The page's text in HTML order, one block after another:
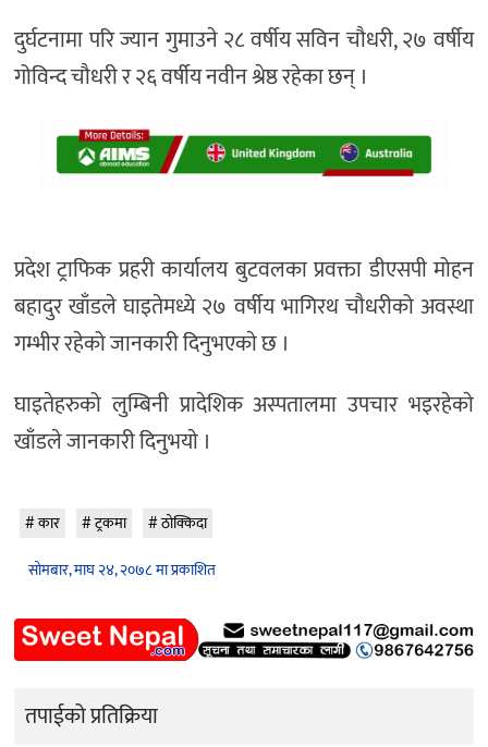
दुर्घटनामा परि ज्यान गुमाउने २८ वर्षीय सविन चौधरी, २७ वर्षीय
गोविन्द चौधरी र २६ वर्षीय नवीन श्रेष्ठ रहेका छन् ।
प्रदेश ट्राफिक प्रहरी कार्यालय बुटवलका प्रवक्ता डीएसपी मोहन
बहादुर खाँडले घाइतेमध्ये २७ वर्षीय भागिरथ चौधरीको अवस्था
गम्भीर रहेको जानकारी दिनुभएकाे छ ।
घाइतेहरुको लुम्बिनी प्रादेशिक अस्पतालमा उपचार भइरहेकाे
खाँडले जानकारी दिनुभयाे ।
कार ट्रकमा
ठोक्किदा
सोमबार, माघ २४, २०७८ मा प्रकाशित
तपाईको प्रतिक्रिया